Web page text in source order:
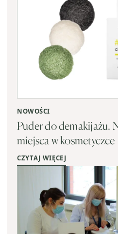
NOWOŚCI
Puder do demakijażu.
miejsca w kosmetyczce
CZYTAJ WIĘCEJ